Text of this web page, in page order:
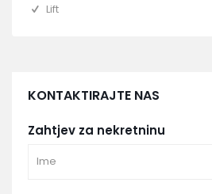
Lift
KONTAKTIRAJTE NAS
Zahtjev za nekretninu